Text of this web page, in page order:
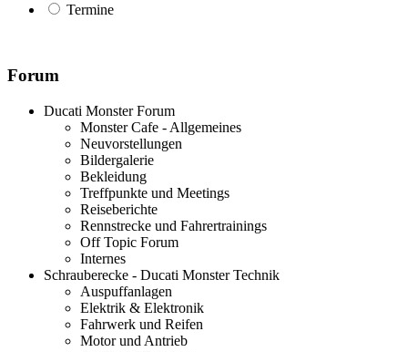
Termine
Forum
Ducati Monster Forum
Monster Cafe - Allgemeines
Neuvorstellungen
Bildergalerie
Bekleidung
Treffpunkte und Meetings
Reiseberichte
Rennstrecke und Fahrertrainings
Off Topic Forum
Internes
Schrauberecke - Ducati Monster Technik
Auspuffanlagen
Elektrik & Elektronik
Fahrwerk und Reifen
Motor und Antrieb